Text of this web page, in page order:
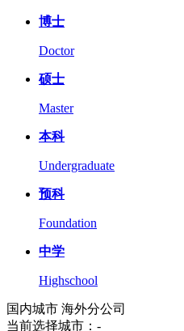
博士
Doctor
硕士
Master
本科
Undergraduate
预科
Foundation
中学
Highschool
国内城市 海外分公司
当前选择城市： -